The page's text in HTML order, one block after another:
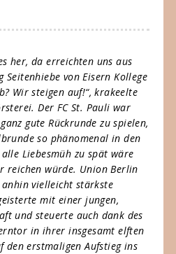
her, da erreichten uns aus
von Eisern Kollege
Wir steigen auf!“, krakeelte
Der FC St. Pauli war
gute Rückrunde zu spielen,
so phänomenal in den
Liebesmüh zu spät wäre
reichen würde. Union Berlin
vielleicht stärkste
mit einer jungen,
und steuerte auch dank des
in ihrer insgesamt elften
den erstmaligen Aufstieg ins